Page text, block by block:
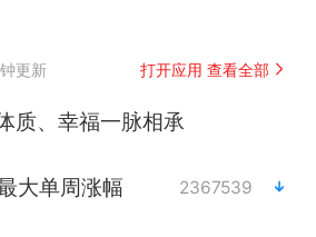
更新 打开应用 查看全部
质、幸福一脉相承
大单周涨幅 2367539